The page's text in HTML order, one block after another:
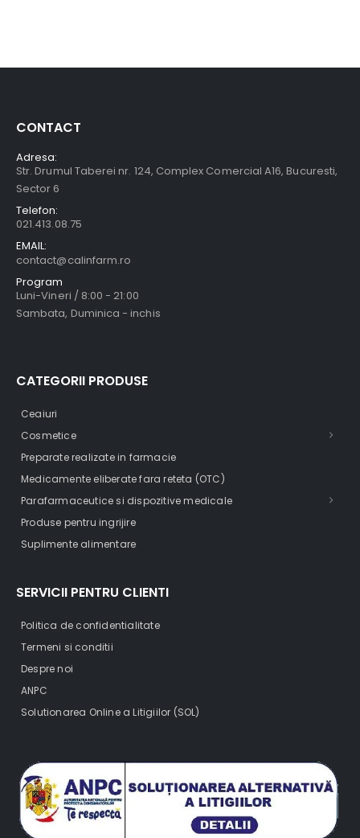
CONTACT
Adresa:
Str. Drumul Taberei nr. 124, Complex Comercial A16, Bucuresti,
Sector 6
Telefon:
021.413.08.75
EMAIL:
contact@calinfarm.ro
Program
Luni-Vineri / 8:00 - 21:00
Sambata, Duminica - inchis
CATEGORII PRODUSE
Ceaiuri
Cosmetice
Preparate realizate in farmacie
Medicamente eliberate fara reteta (OTC)
Parafarmaceutice si dispozitive medicale
Produse pentru ingrijire
Suplimente alimentare
SERVICII PENTRU CLIENTI
Politica de confidentialitate
Termeni si conditii
Despre noi
ANPC
Solutionarea Online a Litigiilor (SOL)